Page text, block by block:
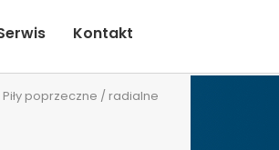
Kontakt
Piły poprzeczne / radialne